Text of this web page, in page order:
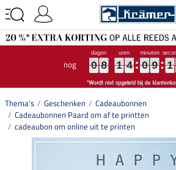
nog 0
0
0
0 8
8
8
8 1
1
1
1 4
4
4
4 0
0
0
0 9
9
9
9 1
1
1
1
Thema's Geschenken
Cadeaubonnen
Cadeaubonnen Paard om af te printten
cadeaubon om online uit te printen